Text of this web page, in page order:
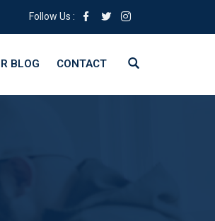
Follow Us :
BLOG CONTACT